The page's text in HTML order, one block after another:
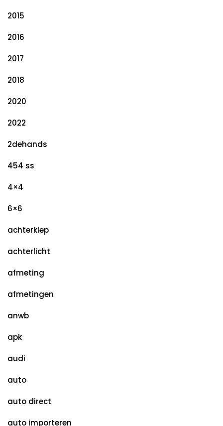
2015
2016
2017
2018
2020
2022
2dehands
454 ss
4×4
6×6
achterklep
achterlicht
afmeting
afmetingen
anwb
apk
audi
auto
auto direct
auto importeren